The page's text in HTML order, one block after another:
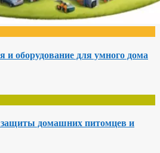
и оборудование для умного дома
домашних питомцев и